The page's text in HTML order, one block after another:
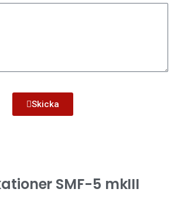
Skicka
SMF-5 mkIII